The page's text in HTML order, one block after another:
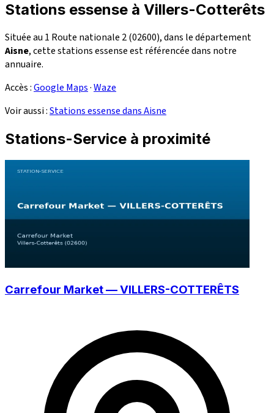
Stations essense à Villers-Cotterêts
Située au 1 Route nationale 2 (02600), dans le département
Aisne, cette stations essense est référencée dans notre
annuaire.
Accès :Google Maps·Waze
Voir aussi :Stations essense dans Aisne
Stations-Service à proximité
Carrefour Market — VILLERS-COTTERÊTS